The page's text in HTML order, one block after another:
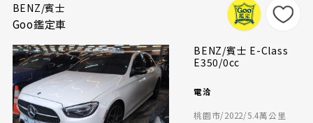
BENZ/賓士
Goo鑑定車
BENZ/賓士 E-Class
E350/0cc
電洽
桃園市/2022/5.4萬公里